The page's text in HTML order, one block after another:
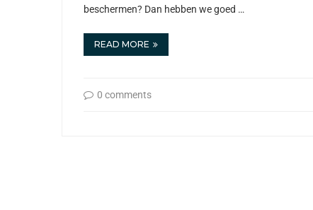
beschermen? Dan hebben we goed …
READ MORE
0 comments